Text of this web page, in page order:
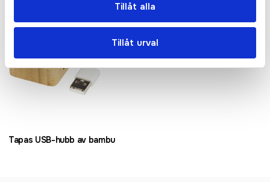
Tillåt alla
Tillåt urval
Tapas USB-hubb av bambu